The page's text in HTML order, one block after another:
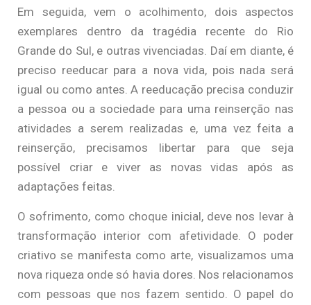
Em seguida, vem o acolhimento, dois aspectos
exemplares dentro da tragédia recente do Rio
Grande do Sul, e outras vivenciadas. Daí em diante, é
preciso reeducar para a nova vida, pois nada será
igual ou como antes. A reeducação precisa conduzir
a pessoa ou a sociedade para uma reinserção nas
atividades a serem realizadas e, uma vez feita a
reinserção, precisamos libertar para que seja
possível criar e viver as novas vidas após as
adaptações feitas.
O sofrimento, como choque inicial, deve nos levar à
transformação interior com afetividade. O poder
criativo se manifesta como arte, visualizamos uma
nova riqueza onde só havia dores. Nos relacionamos
com pessoas que nos fazem sentido. O papel do